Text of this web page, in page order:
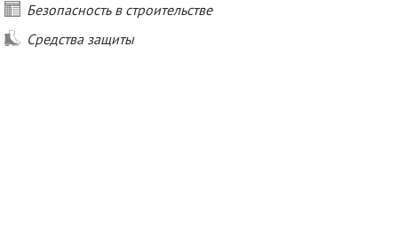
Безопасность в строительстве
Средства защиты